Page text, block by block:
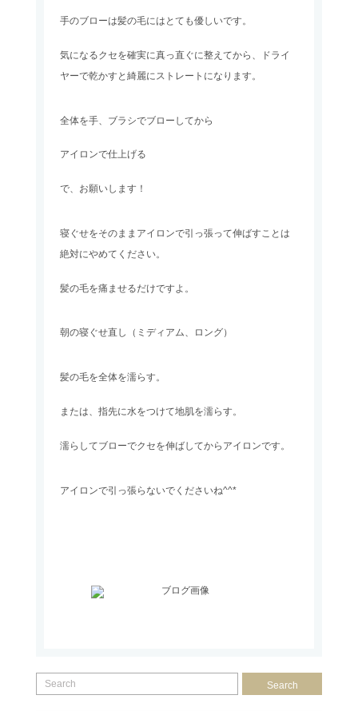
手のブローは髪の毛にはとても優しいです。
気になるクセを確実に真っ直ぐに整えてから、ドライ
ヤーで乾かすと綺麗にストレートになります。
全体を手、ブラシでブローしてから
アイロンで仕上げる
で、お願いします！
寝ぐせをそのままアイロンで引っ張って伸ばすことは
絶対にやめてください。
髪の毛を痛ませるだけですよ。
朝の寝ぐせ直し（ミディアム、ロング）
髪の毛を全体を濡らす。
または、指先に水をつけて地肌を濡らす。
濡らしてブローでクセを伸ばしてからアイロンです。
アイロンで引っ張らないでくださいね^^*
Search